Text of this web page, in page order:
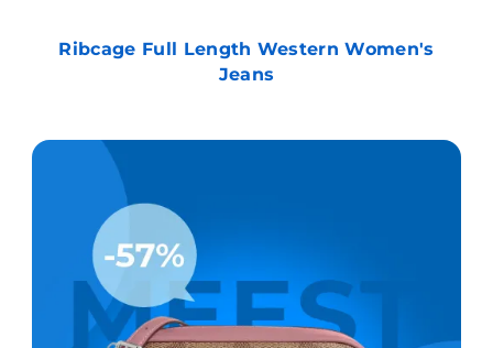
Ribcage Full Length Western Women's
Jeans